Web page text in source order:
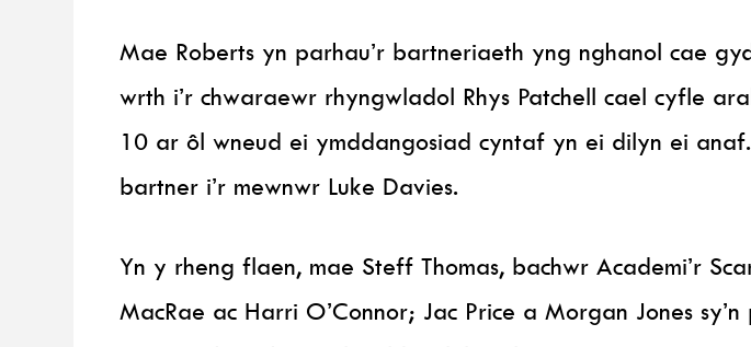
Mae Roberts yn parhau’r bartneriaeth yng nghanol cae
wrth i’r chwaraewr rhyngwladol Rhys Patchell cael cyfle
10 ar ôl wneud ei ymddangosiad cyntaf yn ei dilyn ei
bartner i’r mewnwr Luke Davies.
Yn y rheng flaen, mae Steff Thomas, bachwr Academi’r
MacRae ac Harri O’Connor; Jac Price a Morgan Jones